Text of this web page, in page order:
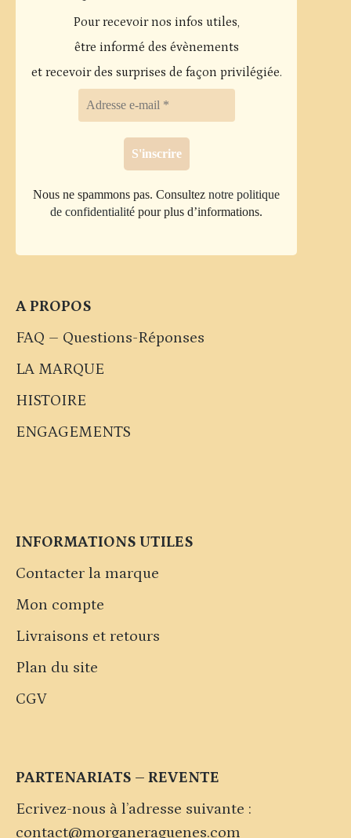
Pour recevoir nos infos utiles,
être informé des évènements
et recevoir des surprises de façon privilégiée.
Nous ne spammons pas. Consulteznotre politique
de confidentialité pour plus d’informations.
A PROPOS
FAQ – Questions-Réponses
LA MARQUE
HISTOIRE
ENGAGEMENTS
INFORMATIONS UTILES
Contacter la marque
Mon compte
Livraisons et retours
Plan du site
CGV
PARTENARIATS – REVENTE
Ecrivez-nous à l’adresse suivante :
contact@morganeraguenes.com